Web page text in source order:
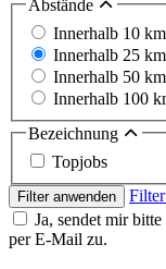
Abstände
Innerhalb 10 km
Innerhalb 25 km
Innerhalb 50 km
Innerhalb 100
Bezeichnung
Topjobs
Filter anwenden
Ja, sendet mir
per E-Mail zu.